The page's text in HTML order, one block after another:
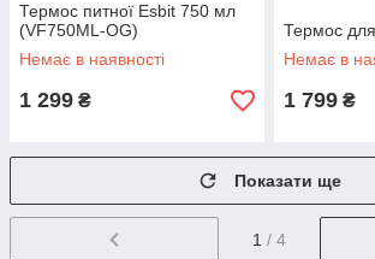
Термос питної Esbit 750 мл
(VF750ML-OG)
Немає в наявності
1 299 ₴
Термос для
Немає в
1 799 ₴
Показати ще
1 / 4